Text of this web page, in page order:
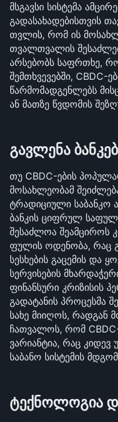
მსგავსი სისტემა
გადასახადებისთვის
თვლის, რომ ის
თვალთვალის
არსებობს საფრთხე,
შემთხვევებში, CBDC-
წარმომადგენლებს
ან მათზე წვდომის
გავლენა
თუ CBDC-ების
მოსახლეობამ
ტრადიციული საბანკო
ბანკის ციფრულ
შესაძლოა შეამციროს
ფულის ოდენობა, რაც
სესხების გაცემის და
სერვისების
ფინანსური კრიზისის
გადატანის პროცესმა
სახე მიიღოს, რადგან
ჩათვალოს, რომ
ვარიანტია, რაც
საბანო სისტემის
ტექნოლოგია